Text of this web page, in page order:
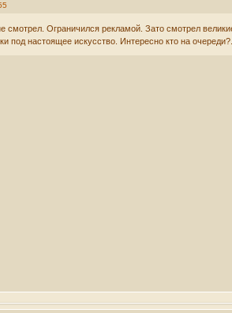
смотрел. Ограничился рекламой. Зато смотрел
под настоящее искусство. Интересно кто на очереди?.